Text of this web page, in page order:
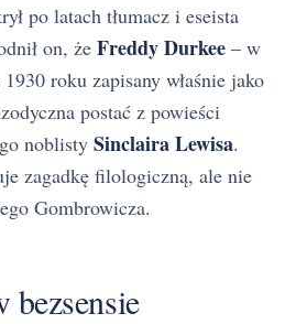
po latach tłumacz i eseista
on, że Freddy Durkee – w
roku zapisany właśnie jako
postać z powieści
noblisty Sinclaira Lewisa.
zagadkę filologiczną, ale nie
Gombrowicza.
bezsensie